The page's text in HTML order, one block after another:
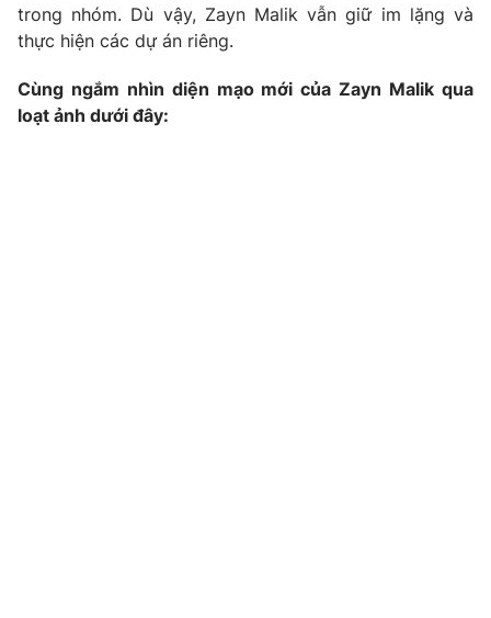
Tư vấn
Chuyên mục khác
Emagazine Podcast
trong nhóm. Dù vậy, Zayn Malik vẫn giữ im lặng và
thực hiện các dự án riêng.
Cùng ngắm nhìn diện mạo mới của Zayn Malik qua
loạt ảnh dưới đây: